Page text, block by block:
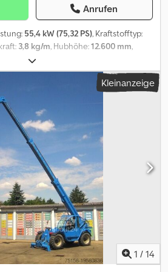
driver house (colourglass), CPB,
road lightnings, WARNINGLIGHT /
mirror (2x), window wiper (2x), heating /
hooks. Tyres: ROUGH-TERRAIN-
around approx. 98 %. Transport
EQUIPMENT IS FINANCEABLE in
/ TRANSPORTATION WORLDWIDE
/ EXPORT: ONLY THE NET AMOUNT
pb Dksdpfxjyzfcgo An Ejr
Anrufen
55,4 kW (75,32 PS), Kraftstofftyp:
3,8 kg/m, Hubhöhe:12.600 mm,
, Reifenzustand:
ausziehbar, Baujahr:2015,
Allradantrieb,
Hydraulik, Kabine,
Typ: PANORAMIC P 38.13 - 4x4x4,
3.800 kg, HUBHÖHE: 12.60 m, LANGE
HYDRAULISCHER
ZUSATZHYDRAULIK (2 Anschlüsse),
Diesel-Motor (Typ: V3307 – ca. 75.34 PS
ALLRAD und ALLRADLENKUNG (4x4x4)
Abstützungen (2x),
ÜBERLAST-
NIEDRIGKABINE (Kabinenhöhe nur ca.
Komfortsitz, DACHSCHUTZGITTER,
ARBEITSSCHEINWERFER
Heizung / Lüftung,
Kleinanzeige
1 / 14